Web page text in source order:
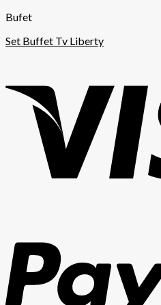
Bufet
Set Buffet Tv Liberty